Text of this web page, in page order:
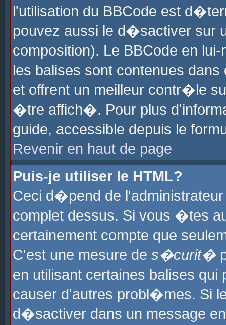
l'utilisation du BBCode est
pouvez aussi le d�sactiver sur
composition). Le BBCode en
les balises sont contenues
et offrent un meilleur contr�le
�tre affich�. Pour plus
guide, accessible depuis le
Revenir en haut de page
Puis-je utiliser le HTML?
Ceci d�pend de
complet dessus. Si vous �tes
certainement compte que
C'est une mesure de s�curit�
en utilisant certaines balises
causer d'autres probl�mes. Si
d�sactiver dans un message